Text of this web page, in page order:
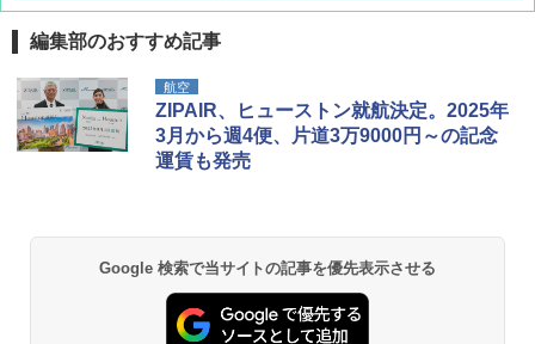
D40 地球の歩き方 チェンマイ タイ北部の魅
力的な町 2026～2027 地球の歩き方D アジア
￥2,079
￥2,695
[キャンパーズコレクション 山善] ポップアッ
プテント 傘みたいに広げて畳める パッとサ
ッとサンシェード キューブ フルクローズ メ
ッシュ 簡単設置 ワンタッチテント キャンプ
&ハイキング カーキ PATC-150(KH)
PYKES PEAK (パイクスピーク) 着替えテン
ト プライバシー テント 【中が透けない】 1
人用 折りたたみ 防災グッズ 災害用トイレ ビ
ーチ ピクニック ポップアップテント 携帯 簡
GRANDOOR ステンレス保冷剤 2個セット 2
026リニューアル 急速冷凍 空間倍増 衛生的
コンパクト 保冷力長持ち
￥2,980
BUNDOK(バンドック)ソロ ドーム 1 EX BDK
レーム ドーム型 テント
￥14,800
編集部のおすすめ記事
航空
ZIPAIR、ヒューストン就航決定。2025年
3月から週4便、片道3万9000円～の記念
運賃も発売
Google 検索で当サイトの記事を優先表示させる